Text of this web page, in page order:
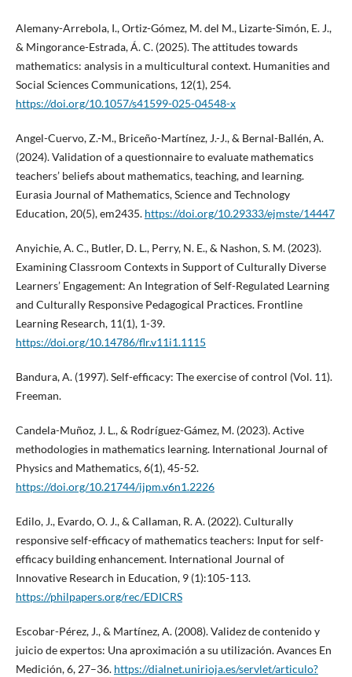
Alemany-Arrebola, I., Ortiz-Gómez, M. del M., Lizarte-Simón, E. J.,
& Mingorance-Estrada, Á. C. (2025). The attitudes towards
mathematics: analysis in a multicultural context. Humanities and
Social Sciences Communications, 12(1), 254.
https://doi.org/10.1057/s41599-025-04548-x
Angel-Cuervo, Z.-M., Briceño-Martínez, J.-J., & Bernal-Ballén, A.
(2024). Validation of a questionnaire to evaluate mathematics
teachers’ beliefs about mathematics, teaching, and learning.
Eurasia Journal of Mathematics, Science and Technology
Education, 20(5), em2435. https://doi.org/10.29333/ejmste/14447
Anyichie, A. C., Butler, D. L., Perry, N. E., & Nashon, S. M. (2023).
Examining Classroom Contexts in Support of Culturally Diverse
Learners’ Engagement: An Integration of Self-Regulated Learning
and Culturally Responsive Pedagogical Practices. Frontline
Learning Research, 11(1), 1-39.
https://doi.org/10.14786/flr.v11i1.1115
Bandura, A. (1997). Self-efficacy: The exercise of control (Vol. 11).
Freeman.
Candela-Muñoz, J. L., & Rodríguez-Gámez, M. (2023). Active
methodologies in mathematics learning. International Journal of
Physics and Mathematics, 6(1), 45-52.
https://doi.org/10.21744/ijpm.v6n1.2226
Edilo, J., Evardo, O. J., & Callaman, R. A. (2022). Culturally
responsive self-efficacy of mathematics teachers: Input for self-
efficacy building enhancement. International Journal of
Innovative Research in Education, 9 (1):105-113.
https://philpapers.org/rec/EDICRS
Escobar-Pérez, J., & Martínez, A. (2008). Validez de contenido y
juicio de expertos: Una aproximación a su utilización. Avances En
Medición, 6, 27–36. https://dialnet.unirioja.es/servlet/articulo?